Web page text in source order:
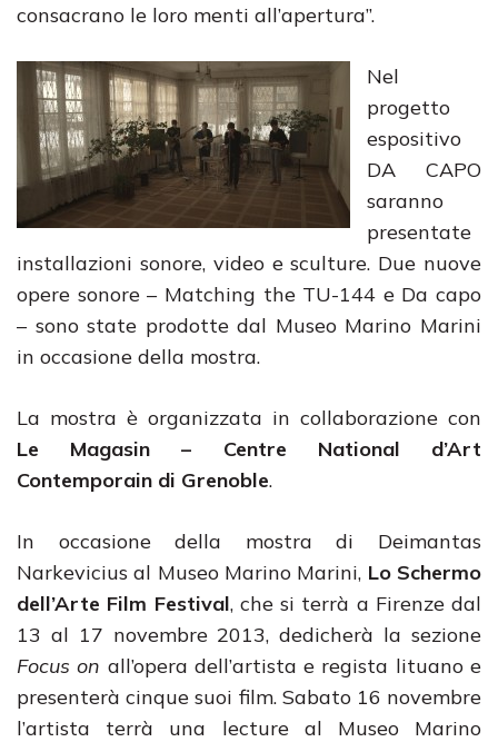
consacrano le loro menti all’apertura”.
Nel
progetto
espositivo
DA CAPO
saranno
presentate
installazioni sonore, video e sculture. Due nuove
opere sonore – Matching the TU-144 e Da capo
– sono state prodotte dal Museo Marino Marini
in occasione della mostra.
La mostra è organizzata in collaborazione con
Le Magasin – Centre National d’Art
Contemporain di Grenoble.
In occasione della mostra di Deimantas
Narkevicius al Museo Marino Marini, Lo Schermo
dell’Arte Film Festival, che si terrà a Firenze dal
13 al 17 novembre 2013, dedicherà la sezione
Focus on all’opera dell’artista e regista lituano e
presenterà cinque suoi film. Sabato 16 novembre
l’artista terrà una lecture al Museo Marino